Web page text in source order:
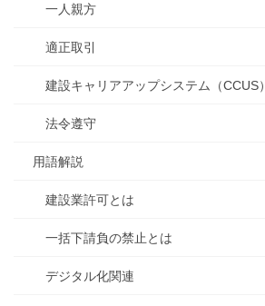
一人親方
適正取引
建設キャリアアップシステム（CCUS）
法令遵守
用語解説
建設業許可とは
一括下請負の禁止とは
デジタル化関連